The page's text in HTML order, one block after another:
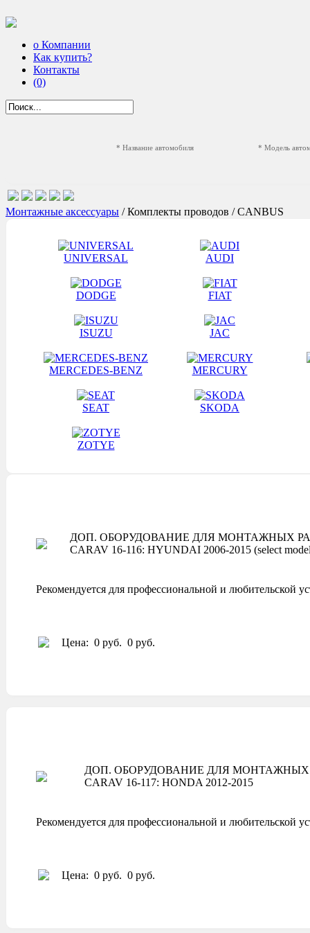
о Компании
Как купить?
Контакты
(0)
* Название автомобиля * Модель
Монтажные аксессуары / Комплекты проводов / CANBUS
UNIVERSAL AUDI
DODGE FIAT
ISUZU JAC
MERCEDES-BENZ MERCURY
SEAT SKODA
ZOTYE
ДОП. ОБОРУДОВАНИЕ ДЛЯ МОНТАЖНЫХ
CARAV 16-116: HYUNDAI 2006-2015 (select
Рекомендуется для профессиональной и любительской
Цена: 0 руб. 0 руб.
ДОП. ОБОРУДОВАНИЕ ДЛЯ МОНТАЖНЫХ
CARAV 16-117: HONDA 2012-2015
Рекомендуется для профессиональной и любительской
Цена: 0 руб. 0 руб.